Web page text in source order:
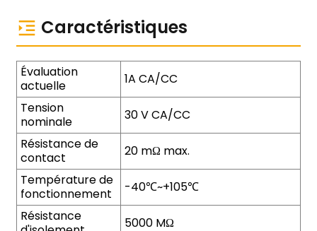
Caractéristiques
Évaluation
actuelle
1A CA/CC
Tension
nominale
30 V CA/CC
Résistance de
contact
20 mΩ max.
Température de
fonctionnement
-40℃~+105℃
Résistance
5000 MΩ